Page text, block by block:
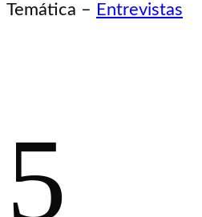
Temática – Entrevistas
5